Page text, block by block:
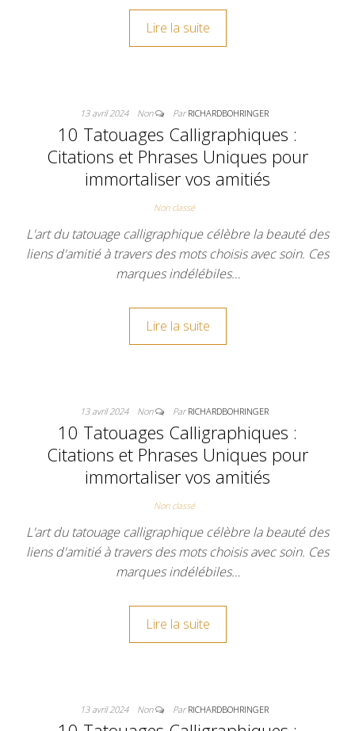
Lire la suite
13 avril 2024 Non ParRICHARDBOHRINGER
10 Tatouages Calligraphiques :
Citations et Phrases Uniques pour
immortaliser vos amitiés
Non classé
L'art du tatouage calligraphique célèbre la beauté des
liens d'amitié à travers des mots choisis avec soin. Ces
marques indélébiles…
Lire la suite
13 avril 2024 Non ParRICHARDBOHRINGER
10 Tatouages Calligraphiques :
Citations et Phrases Uniques pour
immortaliser vos amitiés
Non classé
L'art du tatouage calligraphique célèbre la beauté des
liens d'amitié à travers des mots choisis avec soin. Ces
marques indélébiles…
Lire la suite
13 avril 2024 Non ParRICHARDBOHRINGER